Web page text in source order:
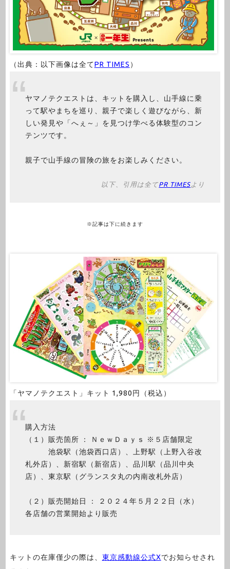
（出典：以下画像は全てPR TIMES ）
ヤマノテクエストは、キットを購入し、山手線に乗
って駅やまちを巡り、親子で楽しく遊びながら、新
しい発見や「へぇ～」を見つけ学べる体験型のコン
テンツです。
親子で山手線の冒険の旅をお楽しみください。
以下、引用は全てPR TIMES より
※記事は下に続きます
「ヤマノテクエスト」キット 1,980円（税込）
購入方法
（１）販売箇所 ： ＮｅｗＤａｙｓ ※５店舗限定
池袋駅（池袋西口店）、上野駅（上野入谷改
札外店）、新宿駅（新宿店）、品川駅（品川中央
店）、東京駅（グランスタ丸の内南改札外店）
（２）販売開始日 ： ２０２４年５月２２日（水）
各店舗の営業開始より販売
キットの在庫僅少の際は、 東京感動線公式Xでお知らせされ